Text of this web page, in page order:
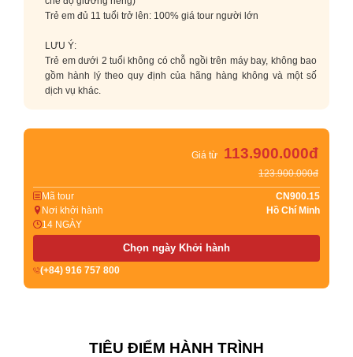
Trẻ em đủ 11 tuổi trở lên: 100% giá tour người lớn
LƯU Ý:
Trẻ em dưới 2 tuổi không có chỗ ngồi trên máy bay, không bao
gồm hành lý theo quy định của hãng hàng không và một số
dịch vụ khác.
Giá từ 113.900.000đ
123.900.000đ
Mã tour
CN900.15
Nơi khởi hành
Hồ Chí Minh
14 NGÀY
Chọn ngày Khởi hành
(+84) 916 757 800
TIÊU ĐIỂM HÀNH TRÌNH